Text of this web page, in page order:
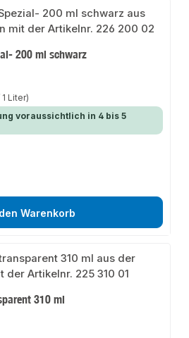
200 ml schwarz
1 Liter)
voraussichtlich in 4 bis 5
Warenkorb
310 ml